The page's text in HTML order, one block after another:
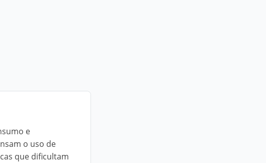
e
o uso de
que dificultam